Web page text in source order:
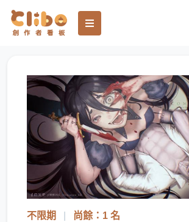
不限期 尚餘：1 名